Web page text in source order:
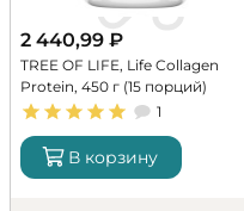
2 440,99 ₽
TREE OF LIFE, Life Collagen
Protein, 450 г (15 порций)
1
В корзину